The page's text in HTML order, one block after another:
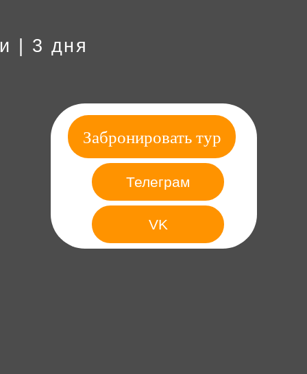
| 3 дня
Забронировать тур
Телеграм
VK